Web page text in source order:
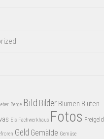
Berge Bild Bilder Blumen Blüten
Eis Fachwerkhaus Fotos Freigeld
Geld Gemälde Gemüse